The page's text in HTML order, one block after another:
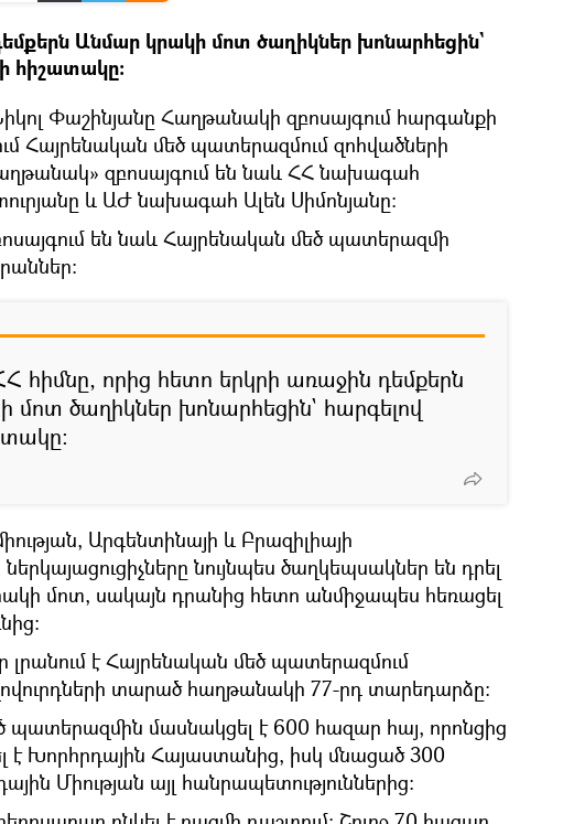
Անմար կրակի մոտ ծաղիկներ խոնարհեցին`
հիշատակը։
Փաշինյանը Հաղթանակի զբոսայգում հարգանքի
Հայրենական մեծ պատերազմում զոհվածների
զբոսայգում են նաև ՀՀ նախագահ
և ԱԺ նախագահ Ալեն Սիմոնյանը։
են նաև Հայրենական մեծ պատերազմի
հիմնը, որից հետո երկրի առաջին դեմքերն
մոտ ծաղիկներ խոնարհեցին` հարգելով
Արգենտինայի և Բրազիլիայի
նույնպես ծաղկեպսակներ են դրել
մոտ, սակայն դրանից հետո անմիջապես հեռացել
լրանում է Հայրենական մեծ պատերազմում
տարած հաղթանակի 77-րդ տարեդարձը։
պատերազմին մասնակցել է 600 հազար հայ, որոնցից
է Խորհրդային Հայաստանից, իսկ մնացած 300
Միության այլ հանրապետություններից: